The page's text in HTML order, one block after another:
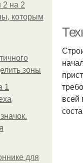
2 на 2
которым
зоны
1
для
всей